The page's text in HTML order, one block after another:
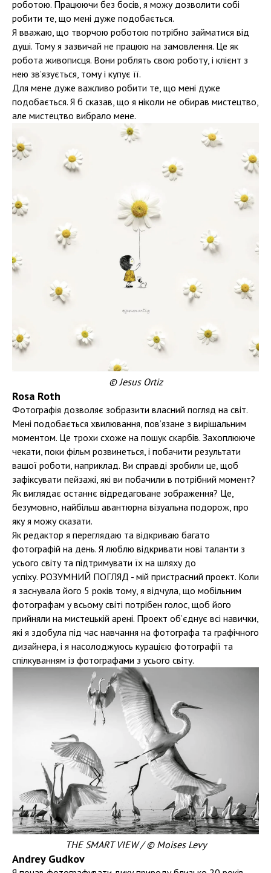
роботою. Працюючи без босів, я можу дозволити собі
робити те, що мені дуже подобається.
Я вважаю, що творчою роботою потрібно займатися від
душі. Тому я зазвичай не працюю на замовлення. Це як
робота живописця. Вони роблять свою роботу, і клієнт з
нею зв’язується, тому і купує її.
Для мене дуже важливо робити те, що мені дуже
подобається. Я б сказав, що я ніколи не обирав мистецтво,
але мистецтво вибрало мене.
© Jesus Ortiz
Rosa Roth
Фотографія дозволяє зобразити власний погляд на світ.
Мені подобається хвилювання, пов’язане з вирішальним
моментом. Це трохи схоже на пошук скарбів. Захоплююче
чекати, поки фільм розвинеться, і побачити результати
вашої роботи, наприклад. Ви справді зробили це, щоб
зафіксувати пейзажі, які ви побачили в потрібний момент?
Як виглядає останнє відредаговане зображення? Це,
безумовно, найбільш авантюрна візуальна подорож, про
яку я можу сказати.
Як редактор я переглядаю та відкриваю багато
фотографій на день. Я люблю відкривати нові таланти з
усього світу та підтримувати їх на шляху до
успіху. РОЗУМНИЙ ПОГЛЯД - мій пристрасний проект. Коли
я заснувала його 5 років тому, я відчула, що мобільним
фотографам у всьому світі потрібен голос, щоб його
прийняли на мистецькій арені. Проект об’єднує всі навички,
які я здобула під час навчання на фотографа та графічного
дизайнера, і я насолоджуюсь курацією фотографії та
спілкуванням із фотографами з усього світу.
THE SMART VIEW / © Moises Levy
Andrey Gudkov